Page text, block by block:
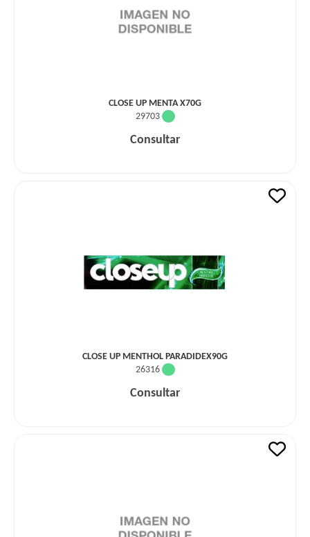
CLOSE UP MENTA X70G
29703
Consultar
CLOSE UP MENTHOL PARADIDEX90G
26316
Consultar